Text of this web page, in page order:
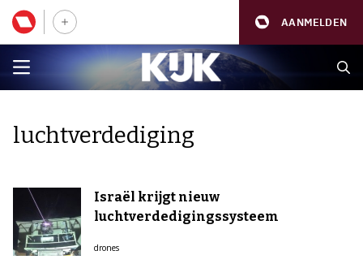
AANMELDEN
luchtverdediging
Israël krijgt nieuw
luchtverdedigingssysteem
drones